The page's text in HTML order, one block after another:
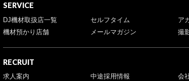
SERVICE
DJ機材取扱店一覧 セルフタイム
ア
機材預かり店舗
メールマガジン 撮
RECRUIT
求人案内 中途採用情報 会